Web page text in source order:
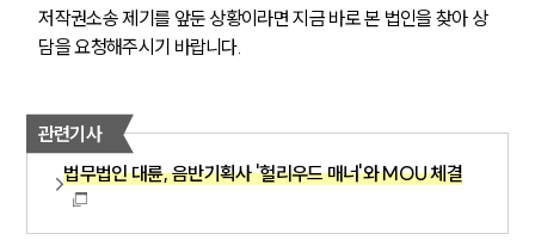
저작권소송 제기를 앞둔 상황이라면 지금 바로 본 법인을 찾아 상
담을 요청해주시기 바랍니다.
관련기사
법무법인 대륜, 음반기획사 '헐리우드 매너'와 MOU 체결